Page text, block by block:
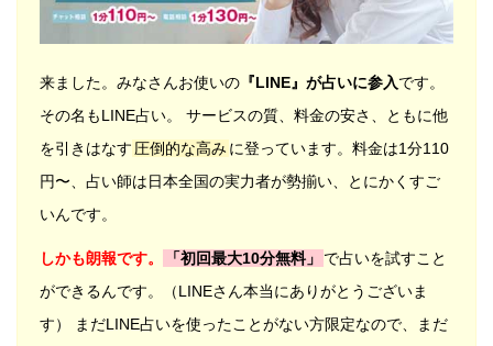
来ました。みなさんお使いの 『LINE』が占いに参入です。
その名もLINE占い。 サービスの質、料金の安さ、ともに他
を引きはなす 圧倒的な高みに登っています。料金は1分110
円〜、占い師は日本全国の実力者が勢揃い、とにかくすご
いんです。
しかも朗報です。 「初回最大10分無料」
で占いを試すこと
ができるんです。（LINEさん本当にありがとうございま
す） まだLINE占いを使ったことがない方限定なので、まだ